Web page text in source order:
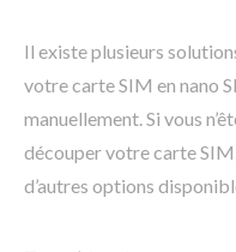
Il existe plusieurs
votre carte SIM en nano
manuellement. Si vous
découper votre carte
d’autres options